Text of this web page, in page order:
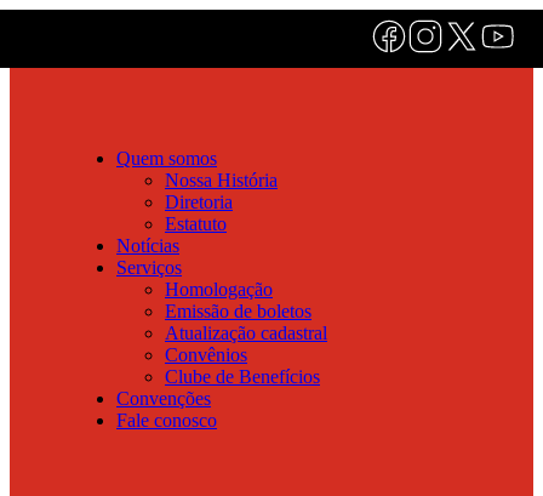
Quem somos
Nossa História
Diretoria
Estatuto
Notícias
Serviços
Homologação
Emissão de boletos
Atualização cadastral
Convênios
Clube de Benefícios
Convenções
Fale conosco